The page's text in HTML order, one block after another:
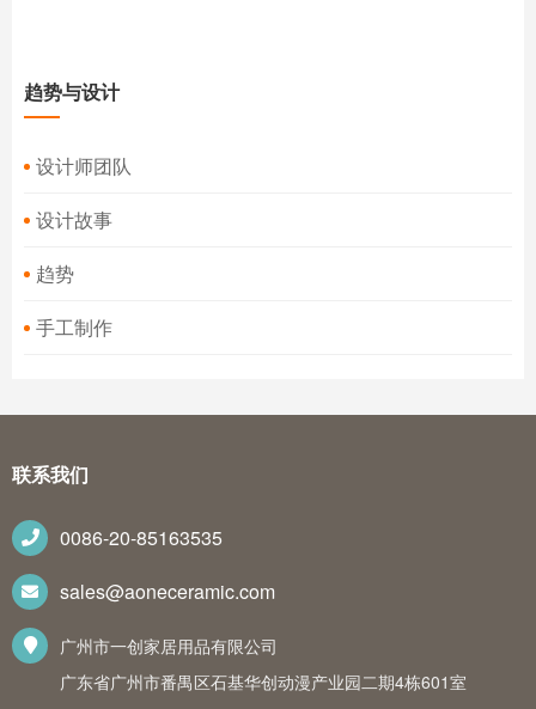
趋势与设计
设计师团队
设计故事
趋势
手工制作
联系我们
0086-20-85163535
sales@aoneceramic.com
广州市一创家居用品有限公司
广东省广州市番禺区石基华创动漫产业园二期4栋601室